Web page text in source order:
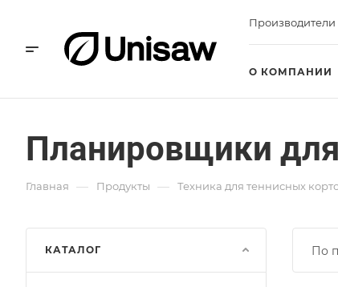
Производители
О КОМПАНИИ
Планировщики для
Главная — Продукты — Техника для теннисных
По
КАТАЛОГ